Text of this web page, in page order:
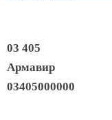
03 405
Армавир
03405000000